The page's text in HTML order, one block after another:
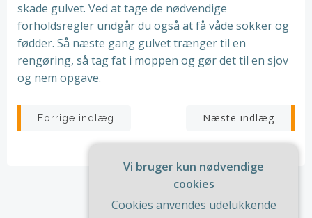
skade gulvet. Ved at tage de nødvendige
forholdsregler undgår du også at få våde sokker og
fødder. Så næste gang gulvet trænger til en
rengøring, så tag fat i moppen og gør det til en sjov
og nem opgave.
Indlægsnavigation
Forrige indlæg Næste indlæg
Vi bruger kun nødvendige
cookies
Cookies anvendes udelukkende